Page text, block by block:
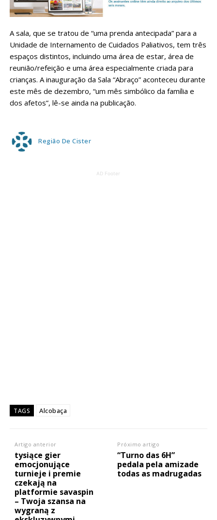
A sala, que se tratou de “uma prenda antecipada” para a
Unidade de Internamento de Cuidados Paliativos, tem três
espaços distintos, incluindo uma área de estar, área de
reunião/refeição e uma área especialmente criada para
crianças. A inauguração da Sala “Abraço” aconteceu durante
este mês de dezembro, “um mês simbólico da família e
dos afetos”, lê-se ainda na publicação.
Região De Cister
AD Footer
TAGS Alcobaça
Artigo anterior
tysiące gier
emocjonujące
turnieje i premie
czekają na
platformie savaspin
– Twoja szansa na
wygraną z
Próximo artigo
“Turno das 6H”
pedala pela amizade
todas as madrugadas